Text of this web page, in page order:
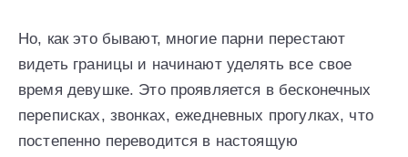
Но, как это бывают, многие парни перестают
видеть границы и начинают уделять все свое
время девушке. Это проявляется в бесконечных
переписках, звонках, ежедневных прогулках, что
постепенно переводится в настоящую